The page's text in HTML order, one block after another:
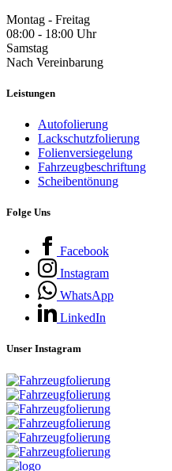
Montag - Freitag
08:00 - 18:00 Uhr
Samstag
Nach Vereinbarung
Leistungen
Autofolierung
Lackschutzfolierung
Folienversiegelung
Fahrzeugbeschriftung
Scheibentönung
Folge Uns
Facebook
Instagram
WhatsApp
LinkedIn
Unser Instagram